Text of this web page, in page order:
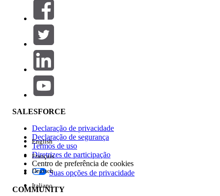
Filtrar por (0)
SELECIONAR FILTROS
Área de produtos
Impacto do recurso
Edição
SALESFORCE
Declaração de privacidade
Declaração de segurança
Termos de uso
Diretrizes de participação
Centro de preferência de cookies
Suas opções de privacidade
COMMUNITY
English
Français
Deutsch
Italiano